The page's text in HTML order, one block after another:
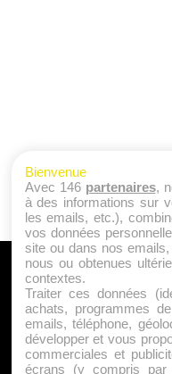
A
Bienvenue
Avec 146 partenaires,
à des informations sur
les emails, etc.),
vos données
site ou dans nos
nous ou obtenues
contextes.
Traiter ces données
achats, programmes
emails, téléphone,
développer et vous
commerciales et
écrans (y compris par